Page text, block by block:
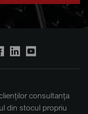
consultanța
din stocul propriu